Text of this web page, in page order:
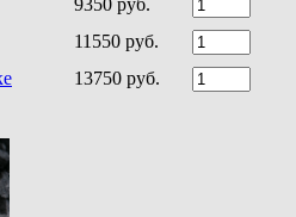
11550 руб.
13750 руб.